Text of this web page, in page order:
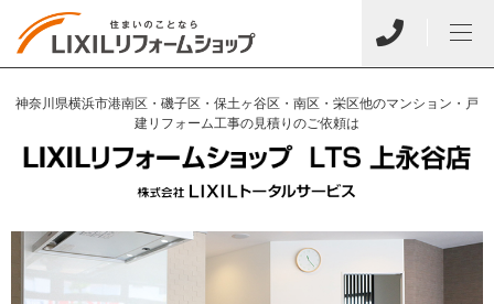
神奈川県横浜市港南区・磯子区・保土ヶ谷区・南区・栄区他のマンション・戸
建リフォーム工事の見積りのご依頼は